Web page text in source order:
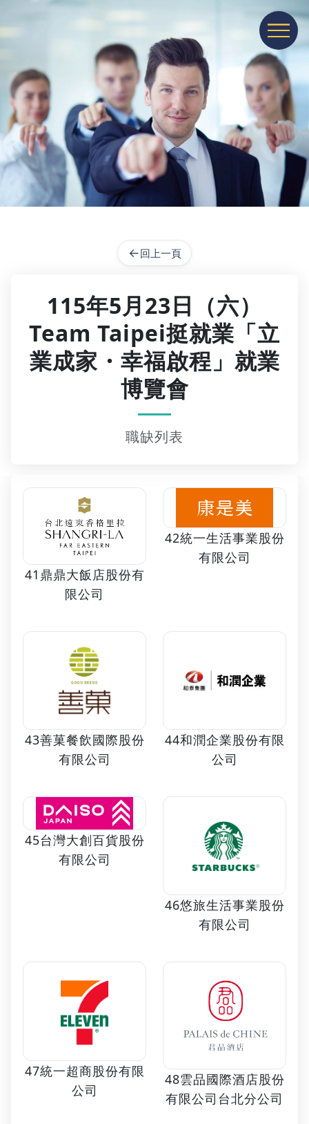
展開或收
←回上一頁
115年5月23日（六）
Team Taipei挺就業「立
業成家・幸福啟程」就業
博覽會
職缺列表
41鼎鼎大飯店股份有
限公司
42統一生活事業股份
有限公司
43善菓餐飲國際股份
有限公司
44和潤企業股份有限
公司
45台灣大創百貨股份
有限公司
46悠旅生活事業股份
有限公司
47統一超商股份有限
公司
48雲品國際酒店股份
有限公司台北分公司